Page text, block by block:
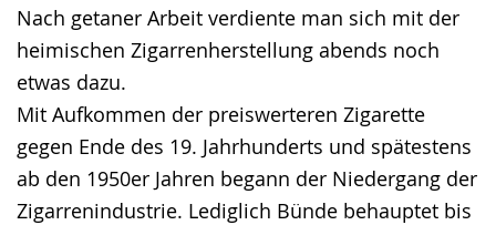
Nach getaner Arbeit verdiente man sich mit der
heimischen Zigarrenherstellung abends noch
etwas dazu.
Mit Aufkommen der preiswerteren Zigarette
gegen Ende des 19. Jahrhunderts und spätestens
ab den 1950er Jahren begann der Niedergang der
Zigarrenindustrie. Lediglich Bünde behauptet bis